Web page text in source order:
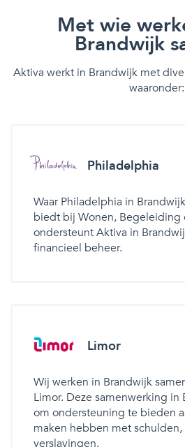
Met wie
Brandwijk
Aktiva werkt in Brandwijk met
waaronder:
Philadelphia
Waar Philadelphia in
biedt bij Wonen, Begeleiding
ondersteunt Aktiva in
financieel beheer.
Limor
Wij werken in Brandwijk
Limor. Deze samenwerking
om ondersteuning te bieden
maken hebben met
verslavingen.